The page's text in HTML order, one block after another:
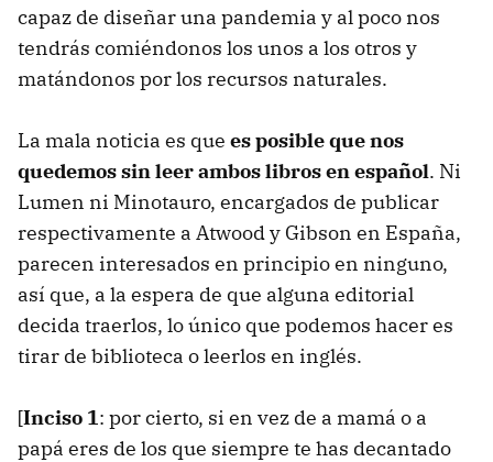
capaz de diseñar una pandemia y al poco nos
tendrás comiéndonos los unos a los otros y
matándonos por los recursos naturales.
La mala noticia es que es posible que nos
quedemos sin leer ambos libros en español. Ni
Lumen ni Minotauro, encargados de publicar
respectivamente a Atwood y Gibson en España,
parecen interesados en principio en ninguno,
así que, a la espera de que alguna editorial
decida traerlos, lo único que podemos hacer es
tirar de biblioteca o leerlos en inglés.
[Inciso 1: por cierto, si en vez de a mamá o a
papá eres de los que siempre te has decantado